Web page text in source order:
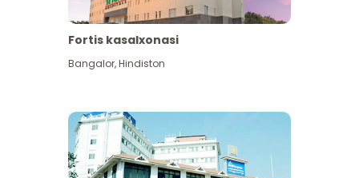
Fortis kasalxonasi
Bangalor,Hindiston